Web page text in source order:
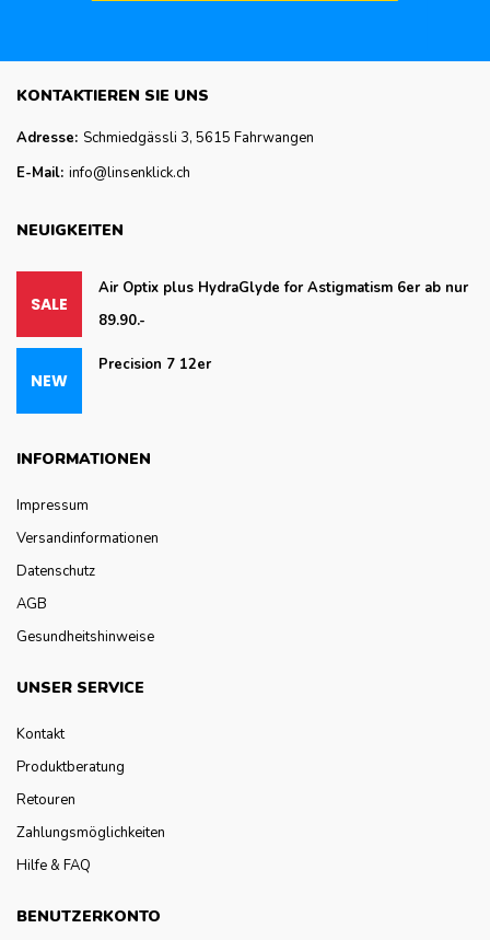
KONTAKTIEREN SIE UNS
Adresse: Schmiedgässli 3, 5615 Fahrwangen
E-Mail: info@linsenklick.ch
NEUIGKEITEN
Air Optix plus HydraGlyde for Astigmatism 6er ab nur
89.90.-
Precision 7 12er
INFORMATIONEN
Impressum
Versandinformationen
Datenschutz
AGB
Gesundheitshinweise
UNSER SERVICE
Kontakt
Produktberatung
Retouren
Zahlungsmöglichkeiten
Hilfe & FAQ
BENUTZERKONTO